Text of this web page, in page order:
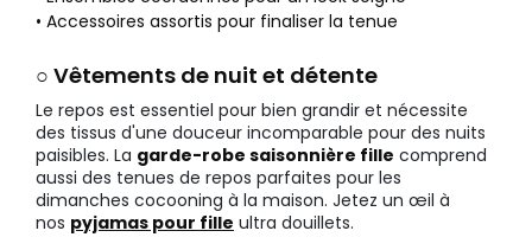
• Accessoires assortis pour finaliser la tenue
○ Vêtements de nuit et détente
Le repos est essentiel pour bien grandir et nécessite
des tissus d'une douceur incomparable pour des nuits
paisibles. La garde-robe saisonnière fille comprend
aussi des tenues de repos parfaites pour les
dimanches cocooning à la maison. Jetez un œil à
nos pyjamas pour fille ultra douillets.